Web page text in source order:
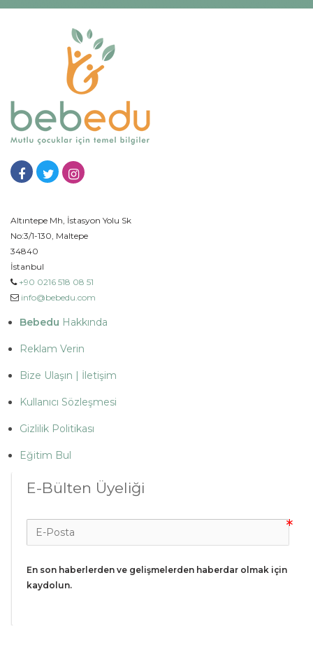
Altıntepe Mh, İstasyon Yolu Sk
No:3/1-130, Maltepe
34840
İstanbul
+90 0216 518 08 51
info@bebedu.com
Bebedu Hakkında
Reklam Verin
Bize Ulaşın | İletişim
Kullanıcı Sözleşmesi
Gizlilik Politikası
Eğitim Bul
E-Bülten Üyeliği
En son haberlerden ve gelişmelerden haberdar olmak için
kaydolun.